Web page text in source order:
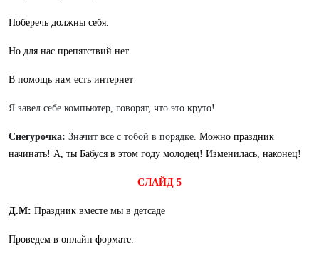
Поберечь должны себя.
Но для нас препятствий нет
В помощь нам есть интернет
Я завел себе компьютер, говорят, что это круто!
Снегурочка: Значит все с тобой в порядке. Можно праздник
начинать! А, ты Бабуся в этом году молодец! Изменилась, наконец!
СЛАЙД 5
Д.М: Праздник вместе мы в детсаде
Проведем в онлайн формате.